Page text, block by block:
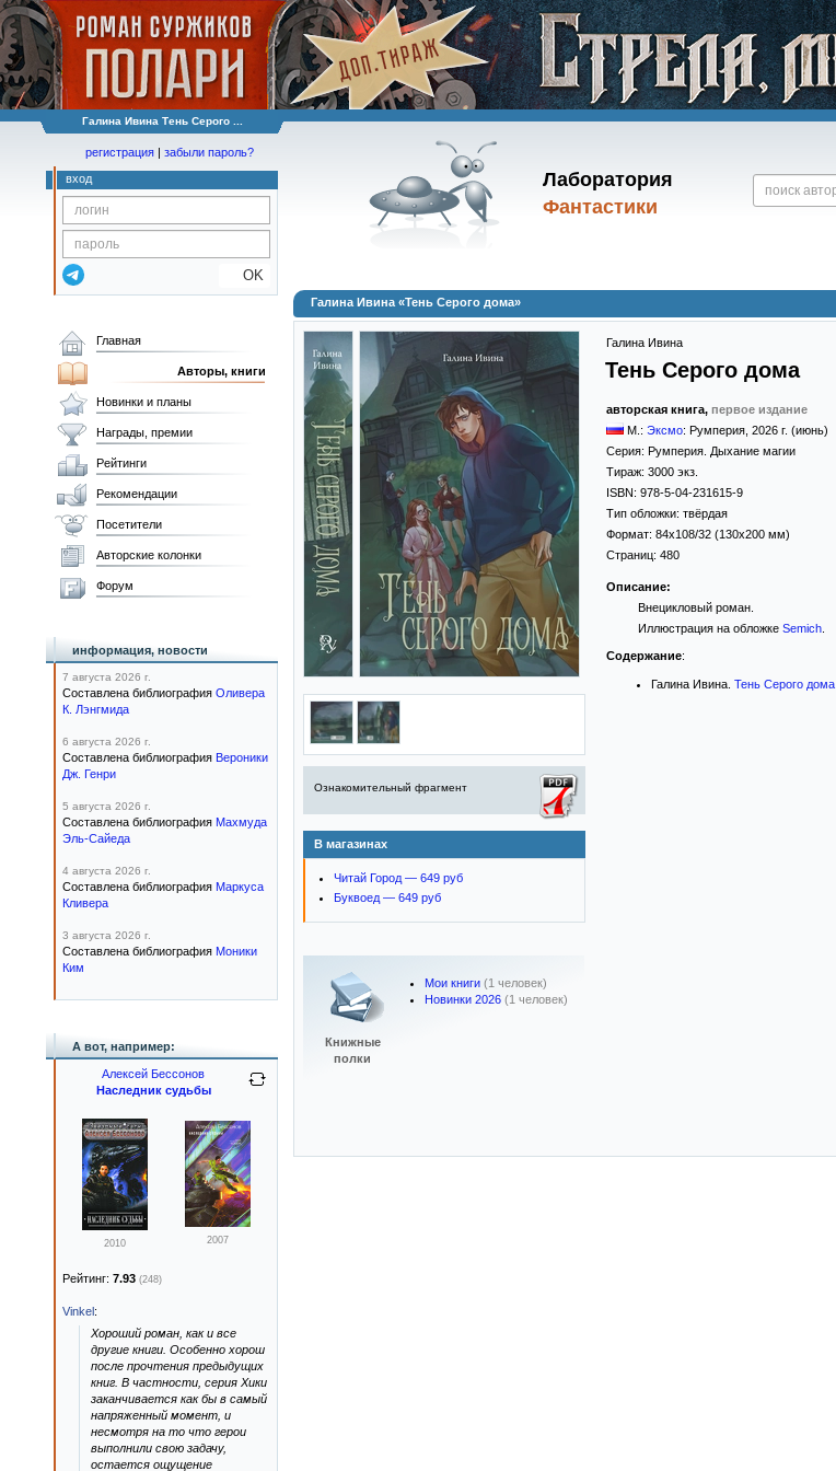
Галина Ивина Тень Серого ...
Лаборатория
Фантастики
регистрация | забыли пароль?
вход
OK
Галина Ивина «Тень Серого дома»
Ознакомительный фрагмент
В магазинах
Читай Город — 649 руб
Буквоед — 649 руб
Галина Ивина
Тень Серого дома
авторская книга, первое издание
М.: Эксмо: Румперия 2026 г. (июнь)
Серия: Румперия. Дыхание магии
Тираж: 3000 экз.
ISBN: 978-5-04-231615-9
Тип обложки: твёрдая
Формат: 84x108/32 (130x200 мм)
Страниц: 480
Описание:
Внецикловый роман.
Иллюстрация на обложке Semich.
Содержание:
Галина Ивина. Тень Серого дома
Книжные
полки
Мои книги (1 человек)
Новинки 2026 (1 человек)
Главная
Авторы, книги
Новинки и планы
Награды, премии
Рейтинги
Рекомендации
Посетители
Авторские колонки
Форум
информация, новости
7 августа 2026 г.
Составлена библиография Оливера
К. Лэнгмида
6 августа 2026 г.
Составлена библиография Вероники
Дж. Генри
5 августа 2026 г.
Составлена библиография Махмуда
Эль-Сайеда
4 августа 2026 г.
Составлена библиография Маркуса
Кливера
3 августа 2026 г.
Составлена библиография Моники
Ким
А вот, например:
Алексей Бессонов
Наследник судьбы
2010 2007
Рейтинг: 7.93 (248)
Vinkel:
Хороший роман, как и все
другие книги. Особенно хорош
после прочтения предыдущих
книг. В частности, серия Хики
заканчивается как бы в самый
напряженный момент, и
несмотря на то что герои
выполнили свою задачу,
остается ощущение